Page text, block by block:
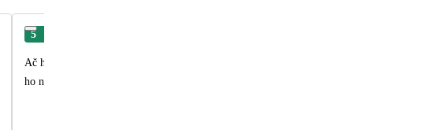
5
Ač hotel je mimo a u hlavního tahu z Antalye na Alanyí, nám se tady líbilo. Hluk z dálnice
ho neregistrovali.Určitě výhoda 16+.